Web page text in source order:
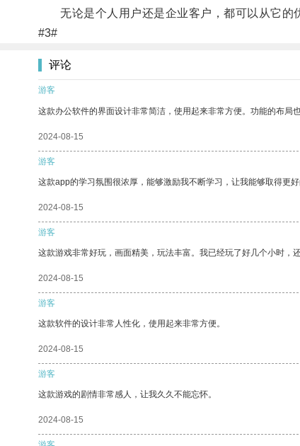
无论是个人用户还是企业客户，都可以从它的
#3#
评论
游客
这款办公软件的界面设计非常简洁，使用起来非常方便。功能的布局
2024-08-15
游客
这款app的学习氛围很浓厚，能够激励我不断学习，让我能够取得更好
2024-08-15
游客
这款游戏非常好玩，画面精美，玩法丰富。我已经玩了好几个小时，还
2024-08-15
游客
这款软件的设计非常人性化，使用起来非常方便。
2024-08-15
游客
这款游戏的剧情非常感人，让我久久不能忘怀。
2024-08-15